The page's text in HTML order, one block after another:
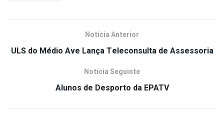
Notícia Anterior
ULS do Médio Ave Lança Teleconsulta de Assessoria
Notícia Seguinte
Alunos de Desporto da EPATV